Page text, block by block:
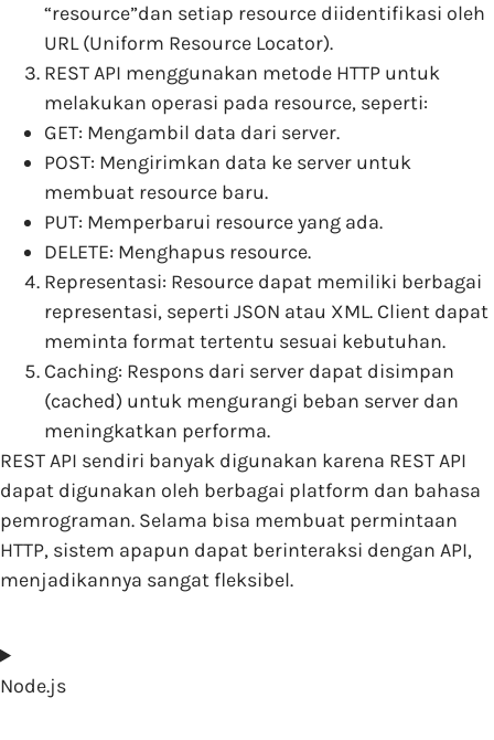
“resource”dan setiap resource diidentifikasi oleh
URL (Uniform Resource Locator).
REST API menggunakan metode HTTP untuk
melakukan operasi pada resource, seperti:
GET: Mengambil data dari server.
POST: Mengirimkan data ke server untuk
membuat resource baru.
PUT: Memperbarui resource yang ada.
DELETE: Menghapus resource.
Representasi: Resource dapat memiliki berbagai
representasi, seperti JSON atau XML. Client dapat
meminta format tertentu sesuai kebutuhan.
Caching: Respons dari server dapat disimpan
(cached) untuk mengurangi beban server dan
meningkatkan performa.
REST API sendiri banyak digunakan karena REST API
dapat digunakan oleh berbagai platform dan bahasa
pemrograman. Selama bisa membuat permintaan
HTTP, sistem apapun dapat berinteraksi dengan API,
menjadikannya sangat fleksibel.
Node.js